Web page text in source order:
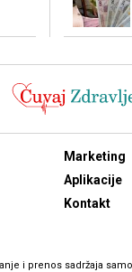
Marketing
Aplikacije
Kontakt
i prenos sadržaja